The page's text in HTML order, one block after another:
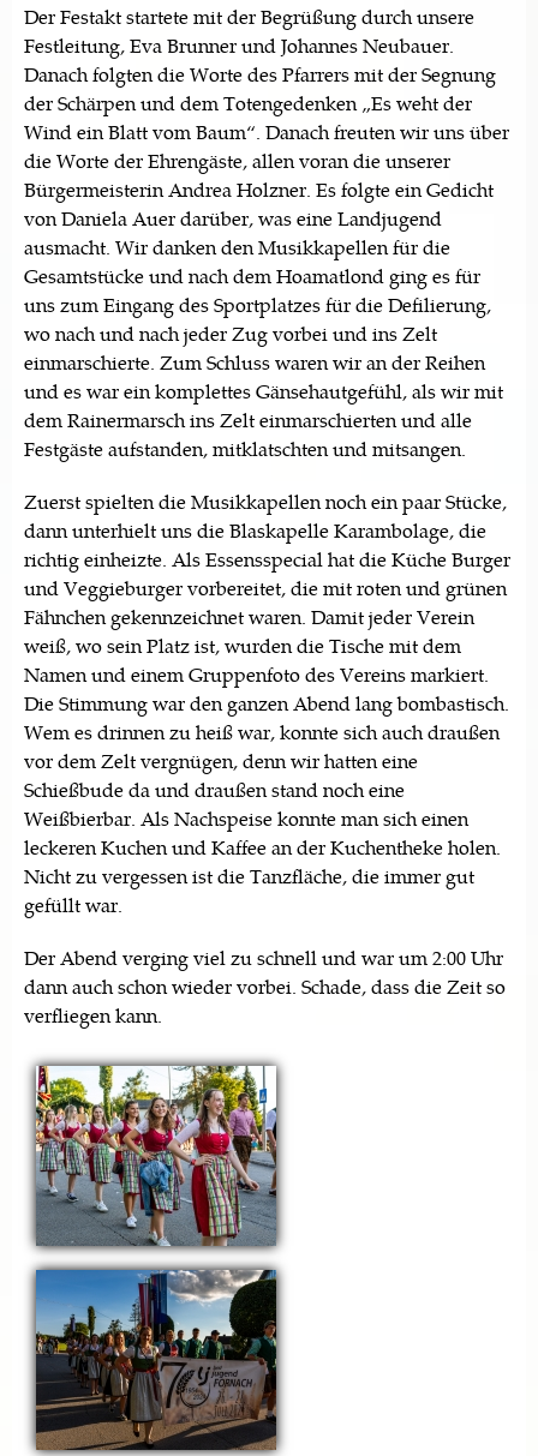
Der Festakt startete mit der Begrüßung durch unsere
Festleitung, Eva Brunner und Johannes Neubauer.
Danach folgten die Worte des Pfarrers mit der Segnung
der Schärpen und dem Totengedenken „Es weht der
Wind ein Blatt vom Baum“. Danach freuten wir uns über
die Worte der Ehrengäste, allen voran die unserer
Bürgermeisterin Andrea Holzner. Es folgte ein Gedicht
von Daniela Auer darüber, was eine Landjugend
ausmacht. Wir danken den Musikkapellen für die
Gesamtstücke und nach dem Hoamatlond ging es für
uns zum Eingang des Sportplatzes für die Defilierung,
wo nach und nach jeder Zug vorbei und ins Zelt
einmarschierte. Zum Schluss waren wir an der Reihen
und es war ein komplettes Gänsehautgefühl, als wir mit
dem Rainermarsch ins Zelt einmarschierten und alle
Festgäste aufstanden, mitklatschten und mitsangen.
Zuerst spielten die Musikkapellen noch ein paar Stücke,
dann unterhielt uns die Blaskapelle Karambolage, die
richtig einheizte. Als Essensspecial hat die Küche Burger
und Veggieburger vorbereitet, die mit roten und grünen
Fähnchen gekennzeichnet waren. Damit jeder Verein
weiß, wo sein Platz ist, wurden die Tische mit dem
Namen und einem Gruppenfoto des Vereins markiert.
Die Stimmung war den ganzen Abend lang bombastisch.
Wem es drinnen zu heiß war, konnte sich auch draußen
vor dem Zelt vergnügen, denn wir hatten eine
Schießbude da und draußen stand noch eine
Weißbierbar. Als Nachspeise konnte man sich einen
leckeren Kuchen und Kaffee an der Kuchentheke holen.
Nicht zu vergessen ist die Tanzfläche, die immer gut
gefüllt war.
Der Abend verging viel zu schnell und war um 2:00 Uhr
dann auch schon wieder vorbei. Schade, dass die Zeit so
verfliegen kann.
Seiten